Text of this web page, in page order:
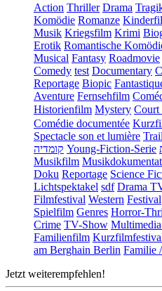
Action Thriller Drama
Komödie Romanze
Musik Kriegsfilm Krimi
Erotik Romantische
Musical Fantasy Roadmovie
Comedy test Documentary
Reportage Biopic
Aventure Fernsehfilm
Historienfilm Mystery Court
Comédie documentée
Spectacle son et lumière
קומדיה Young-Fiction-Serie
Musikfilm
Doku Reportage Science
Lichtspektakel sdf Drama
Filmfestival Western Festival
Spielfilm Genres Horror-
Crime TV-Show
Familienfilm
am Berghain Berlin Familie
Jetzt weiterempfehlen!